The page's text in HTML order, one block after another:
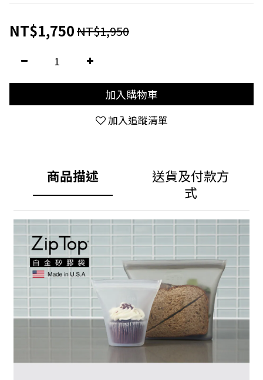
NT$1,750NT$1,950
加入購物車
加入追蹤清單
商品描述
送貨及付款方
式